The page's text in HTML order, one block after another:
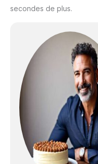
secondes de plus.